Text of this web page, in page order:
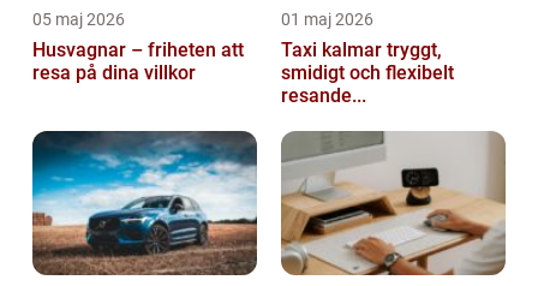
05 maj 2026
Husvagnar – friheten att
resa på dina villkor
01 maj 2026
Taxi kalmar tryggt,
smidigt och flexibelt
resande...